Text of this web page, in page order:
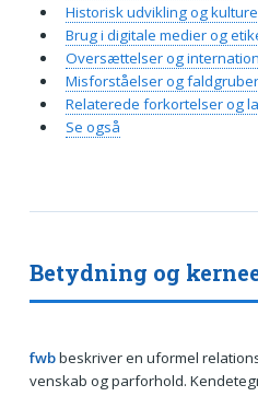
Betydning og
fwbbeskriver en uformel
venskab og parforhold.
Historisk udvikling og
Brug i digitale medier og
Oversættelser og
Misforståelser og faldgruber
Relaterede forkortelser og
Se også